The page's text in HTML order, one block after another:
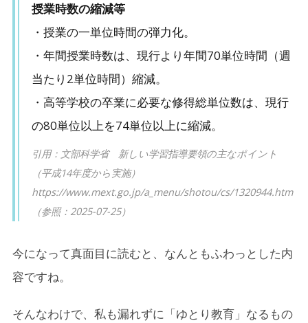
授業時数の縮減等
・授業の一単位時間の弾力化。
・年間授業時数は、現行より年間70単位時間（週
当たり2単位時間）縮減。
・高等学校の卒業に必要な修得総単位数は、現行
の80単位以上を74単位以上に縮減。
引用：文部科学省 新しい学習指導要領の主なポイント
（平成14年度から実施）
https://www.mext.go.jp/a_menu/shotou/cs/1320944.htm
（参照：2025-07-25）
今になって真面目に読むと、なんともふわっとした内
容ですね。
そんなわけで、私も漏れずに「ゆとり教育」なるもの